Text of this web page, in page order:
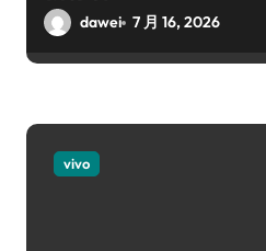
dawei 7 月 16, 2026
vivo